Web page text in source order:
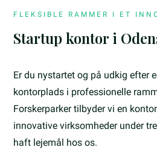
FLEKSIBLE RAMMER I ET
Startup kontor i
Er du nystartet og på udkig efter
kontorplads i professionelle
Forskerparker tilbyder vi en
innovative virksomheder under
haft lejemål hos os.